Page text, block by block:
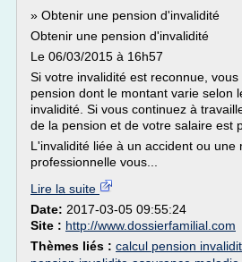
» Obtenir une pension d'invalidité
Obtenir une pension d'invalidité
Le 06/03/2015 à 16h57
Si votre invalidité est reconnue,
pension dont le montant varie selon
invalidité. Si vous continuez à
de la pension et de votre salaire est
L'invalidité liée à un accident ou une
professionnelle vous...
Lire la suite
Date: 2017-03-05 09:55:24
Site : http://www.dossierfamilial.com
Thèmes liés : calcul pension